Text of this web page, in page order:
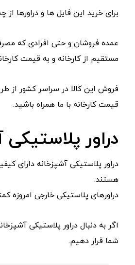
برای خرید این فایل ها و دراورها از
عمده فروشان و حتی افرادی که
مستقیم از کارخانه و به قیمت
فروش این کالا در سراسر کشور از
قیمت کارخانه با ما همراه باشید.
دراور
دراور پلاستیکی آشپزخانه دارای
هستند.
دراورهای پلاستیکی خارجی امروزه
اگر به دنبال دراور پلاستیکی
شما قرار دهیم.